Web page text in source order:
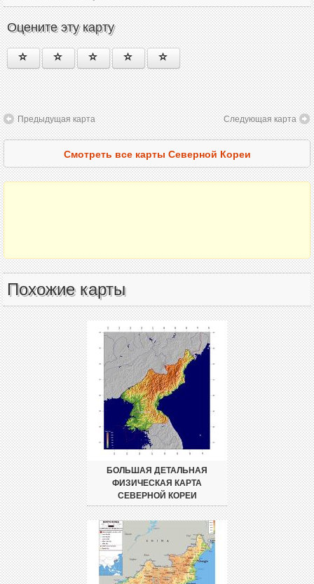
Оцените эту карту
Предыдущая карта Следующая карта
Смотреть все карты Северной Кореи
Похожие карты
БОЛЬШАЯ ДЕТАЛЬНАЯ
ФИЗИЧЕСКАЯ КАРТА
СЕВЕРНОЙ КОРЕИ